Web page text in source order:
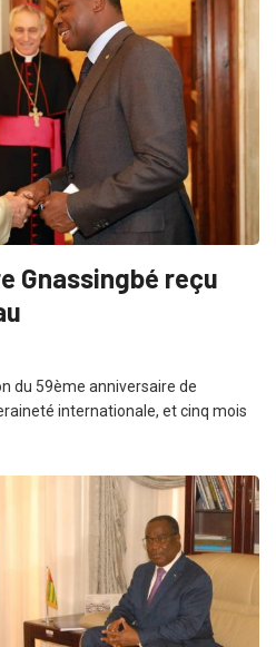
Gnassingbé reçu
du 59ème anniversaire de
internationale, et cinq mois